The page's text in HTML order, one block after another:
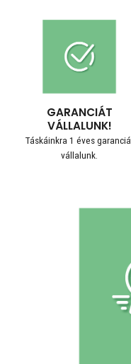
GARANCIÁT
VÁLLALUNK!
Táskáinkra 1 éves
vállalunk.